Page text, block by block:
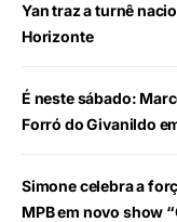
Yan traz a turnê
Horizonte
É neste sábado:
Forró do Givanildo
Simone celebra a
MPB em novo show